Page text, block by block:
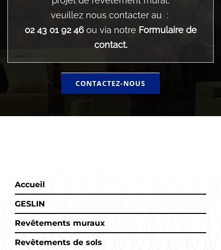
veuillez nous contacter au :
02 43 01 92 46 ou via notre Formulaire de
contact.
CONTACTEZ-NOUS
Accueil
GESLIN
Revêtements muraux
Revêtements de sols